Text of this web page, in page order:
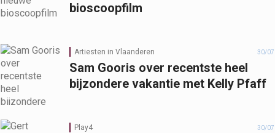
bioscoopfilm
Artiesten in Vlaanderen 30/07
Sam Gooris over recentste heel
bijzondere vakantie met Kelly Pfaff
Play4 30/07